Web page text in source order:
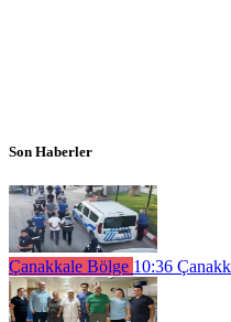
Son Haberler
Çanakkale Bölge 10:36